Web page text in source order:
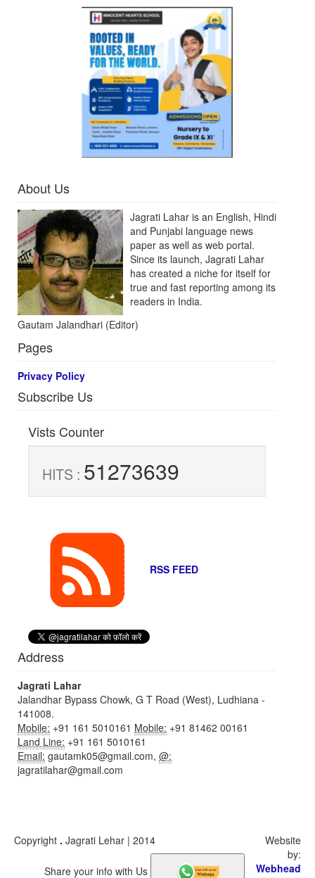
About Us
Jagrati Lahar is an English, Hindi
and Punjabi language news
paper as well as web portal.
Since its launch, Jagrati Lahar
has created a niche for itself for
true and fast reporting among its
readers in India.
Gautam Jalandhari (Editor)
Pages
Privacy Policy
Subscribe Us
Vists Counter
HITS : 51273639
RSS FEED
Address
Jagrati Lahar
Jalandhar Bypass Chowk, G T Road (West), Ludhiana -
141008.
Mobile: +91 161 5010161 Mobile: +91 81462 00161
Land Line: +91 161 5010161
Email: gautamk05@gmail.com, @:
jagratilahar@gmail.com
Copyright . Jagrati Lehar | 2014
Website
by:
Webhead
Share your info with Us